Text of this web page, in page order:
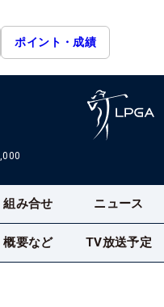
ポイント・成績
組み合せ ニュース
概要など TV放送予定